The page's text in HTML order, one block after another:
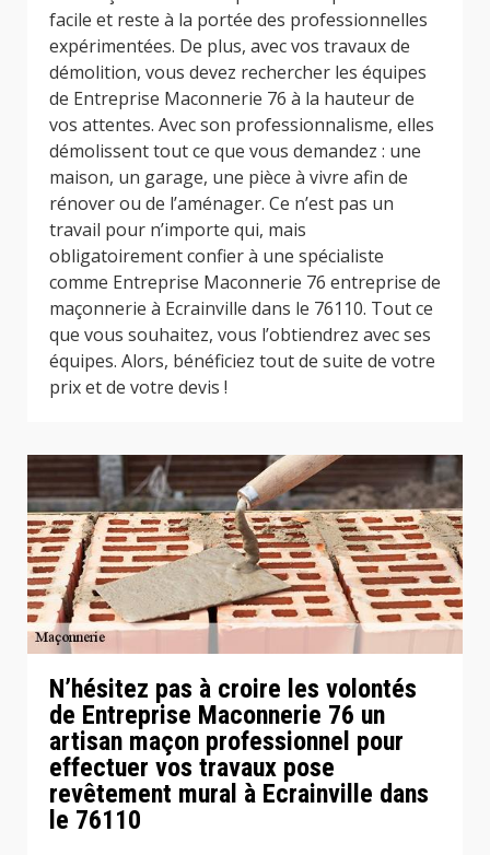
facile et reste à la portée des professionnelles
expérimentées. De plus, avec vos travaux de
démolition, vous devez rechercher les équipes
de Entreprise Maconnerie 76 à la hauteur de
vos attentes. Avec son professionnalisme, elles
démolissent tout ce que vous demandez : une
maison, un garage, une pièce à vivre afin de
rénover ou de l’aménager. Ce n’est pas un
travail pour n’importe qui, mais
obligatoirement confier à une spécialiste
comme Entreprise Maconnerie 76 entreprise de
maçonnerie à Ecrainville dans le 76110. Tout ce
que vous souhaitez, vous l’obtiendrez avec ses
équipes. Alors, bénéficiez tout de suite de votre
prix et de votre devis !
N’hésitez pas à croire les volontés
de Entreprise Maconnerie 76 un
artisan maçon professionnel pour
effectuer vos travaux pose
revêtement mural à Ecrainville dans
le 76110